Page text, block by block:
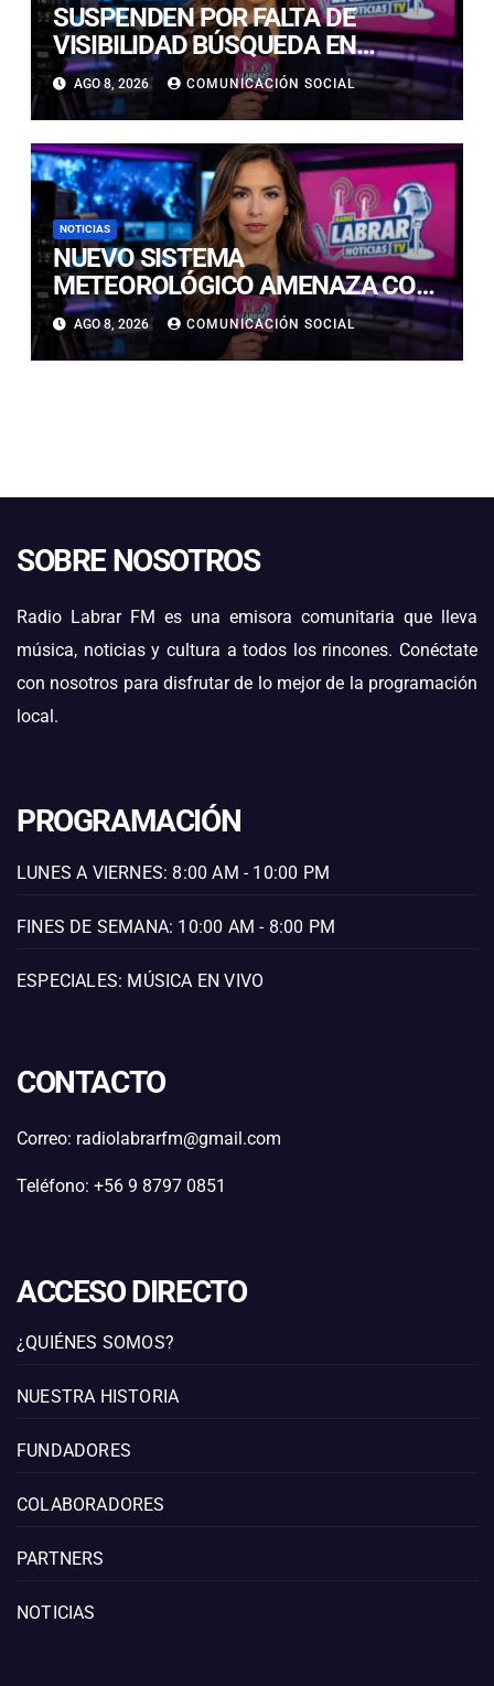
SUSPENDEN POR FALTA DE
VISIBILIDAD BÚSQUEDA EN
CALDERILLA: OPERATIVO SE
RETOMARÁ ESTE DOMINGO
AGO 8, 2026 COMUNICACIÓN SOCIAL
NOTICIAS
NUEVO SISTEMA
METEOROLÓGICO AMENAZA CON
LLUVIAS, NIEVE Y TORMENTAS
ELÉCTRICAS EN ATACAMA
AGO 8, 2026 COMUNICACIÓN SOCIAL
SOBRE NOSOTROS
Radio Labrar FM es una emisora comunitaria que lleva
música, noticias y cultura a todos los rincones. Conéctate
con nosotros para disfrutar de lo mejor de la programación
local.
PROGRAMACIÓN
LUNES A VIERNES: 8:00 AM - 10:00 PM
FINES DE SEMANA: 10:00 AM - 8:00 PM
ESPECIALES: MÚSICA EN VIVO
CONTACTO
Correo: radiolabrarfm@gmail.com
Teléfono: +56 9 8797 0851
ACCESO DIRECTO
¿QUIÉNES SOMOS?
NUESTRA HISTORIA
FUNDADORES
COLABORADORES
PARTNERS
NOTICIAS